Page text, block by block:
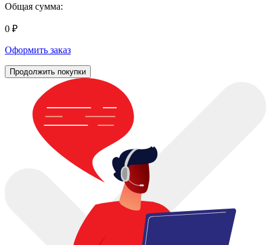
Общая сумма:
0 ₽
Оформить заказ
Продолжить покупки